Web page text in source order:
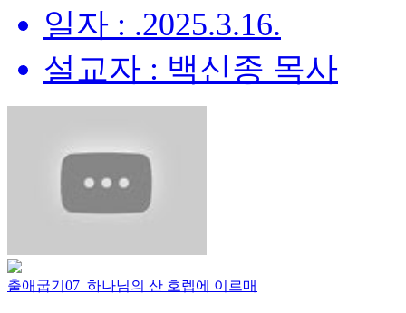
일자 : .2025.3.16.
설교자 : 백신종 목사
출애굽기07_하나님의 산 호렙에 이르매